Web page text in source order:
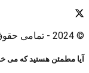
© 2024 - تمامی
آیا مطمئن هستید که می